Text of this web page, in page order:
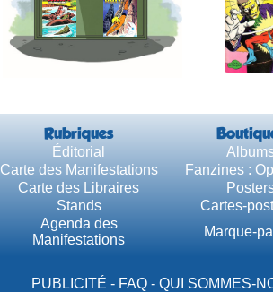
Rubriques
Éditorial
Carte des Manifestations
Fanzines :
Carte des Libraires
Stands
Cartes-
Agenda des
Manifestations
Marque-
PUBLICITÉ - FAQ - QUI SOMMES-